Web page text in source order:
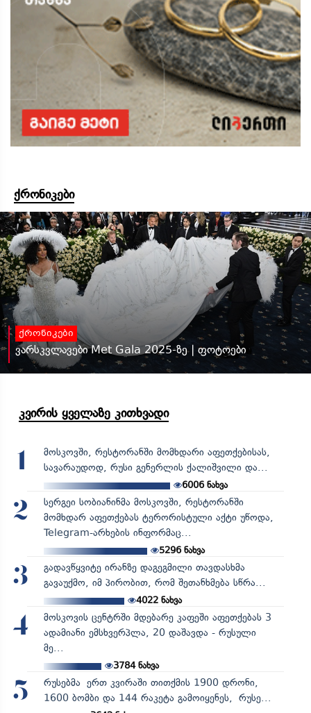
ქრონიკები
ქრონიკები
ვარსკვლავები Met Gala 2025-ზე | ფოტოები
კვირის ყველაზე კითხვადი
1
მოსკოვში, რესტორანში მომხდარი აფეთქებისას,
სავარაუდოდ, რუსი გენერლის ქალიშვილი და...
6006ნახვა
2
სერგეი სობიანინმა მოსკოვში, რესტორანში
მომხდარ აფეთქებას ტერორისტული აქტი უწოდა,
Telegram-არხების ინფორმაც...
5296ნახვა
3
გადავწყვიტე ირანზე დაგეგმილი თავდასხმა
გავაუქმო, იმ პირობით, რომ შეთანხმება სწრა...
4022ნახვა
4
მოსკოვის ცენტრში მდებარე კაფეში აფეთქებას 3
ადამიანი ემსხვერპლა, 20 დაშავდა - რუსული
მე...
3784ნახვა
5
რუსებმა ერთ კვირაში თითქმის 1900 დრონი,
1600 ბომბი და 144 რაკეტა გამოიყენეს, რუსე...